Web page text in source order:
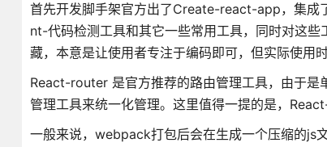
首先开发脚手架官方出了Create-react-app，集成
nt-代码检测工具和其它一些常用工具，同时对这
藏，本意是让使用者专注于编码即可，但实际使用
React-router 是官方推荐的路由管理工具，由于是
管理工具来统一化管理。这里值得一提的是，
一般来说，webpack打包后会在生成一个压缩的js